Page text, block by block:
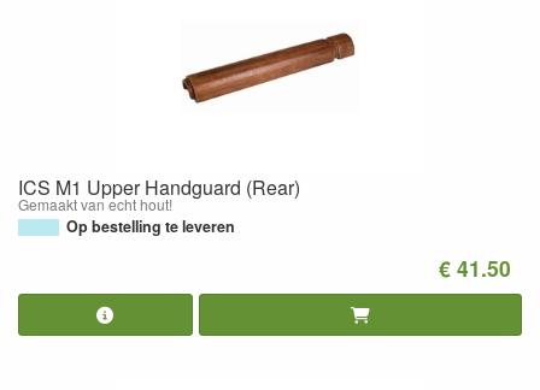
ICS M1 Upper Handguard (Rear)
Gemaakt van echt hout!
Op bestelling te leveren
€ 41.50